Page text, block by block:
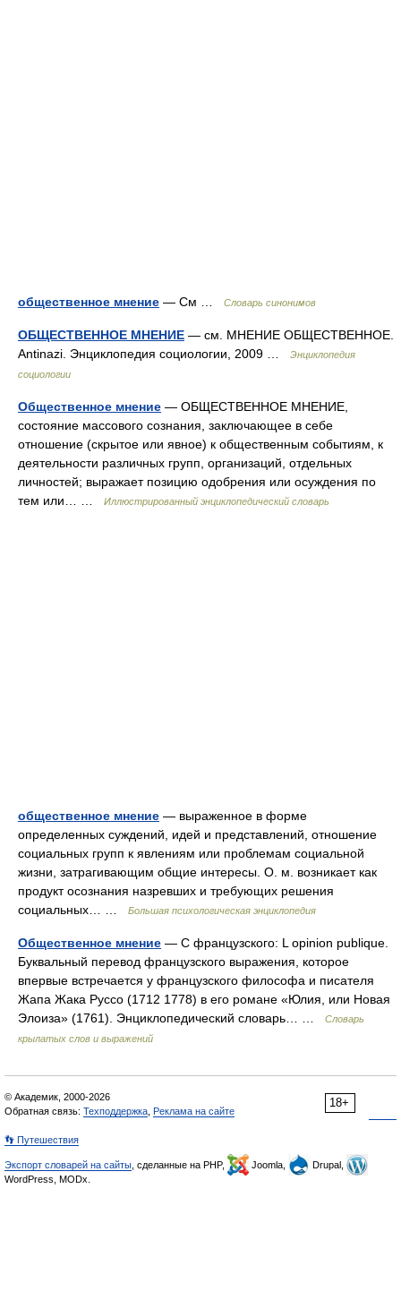
общественное мнение — См … Словарь синонимов
ОБЩЕСТВЕННОЕ МНЕНИЕ — см. МНЕНИЕ ОБЩЕСТВЕННОЕ.
Antinazi. Энциклопедия социологии, 2009 …
Энциклопедия
социологии
Общественное мнение — ОБЩЕСТВЕННОЕ МНЕНИЕ,
состояние массового сознания, заключающее в себе
отношение (скрытое или явное) к общественным событиям, к
деятельности различных групп, организаций, отдельных
личностей; выражает позицию одобрения или осуждения по
тем или… …
Иллюстрированный энциклопедический словарь
общественное мнение — выраженное в форме
определенных суждений, идей и представлений, отношение
социальных групп к явлениям или проблемам социальной
жизни, затрагивающим общие интересы. О. м. возникает как
продукт осознания назревших и требующих решения
социальных… …
Большая психологическая энциклопедия
Общественное мнение — С французского: L opinion publique.
Буквальный перевод французского выражения, которое
впервые встречается у французского философа и писателя
Жапа Жака Руссо (1712 1778) в его романе «Юлия, или Новая
Элоиза» (1761). Энциклопедический словарь… …
Словарь
крылатых слов и выражений
18+
© Академик, 2000-2026
Обратная связь: Техподдержка Реклама на сайте
👣 Путешествия
Экспорт словарей на сайты , сделанные на PHP, Joomla,
Drupal,
WordPress, MODx.